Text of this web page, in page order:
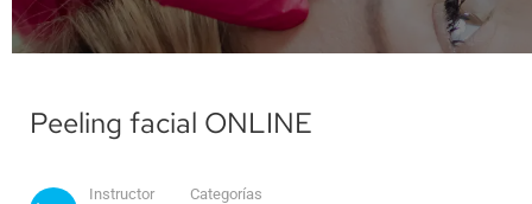
Peeling facial ONLINE
Instructor Categorías